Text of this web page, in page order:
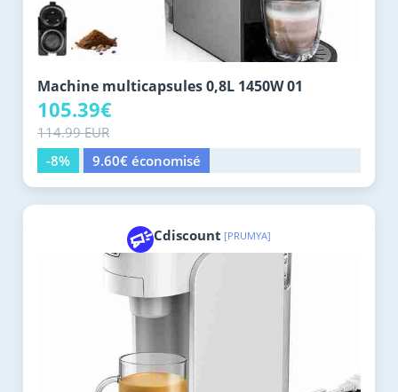
Machine multicapsules 0,8L 1450W 01
105.39€
114.99 EUR
-8%
9.60€ économisé
Cdiscount [PRUMYA]